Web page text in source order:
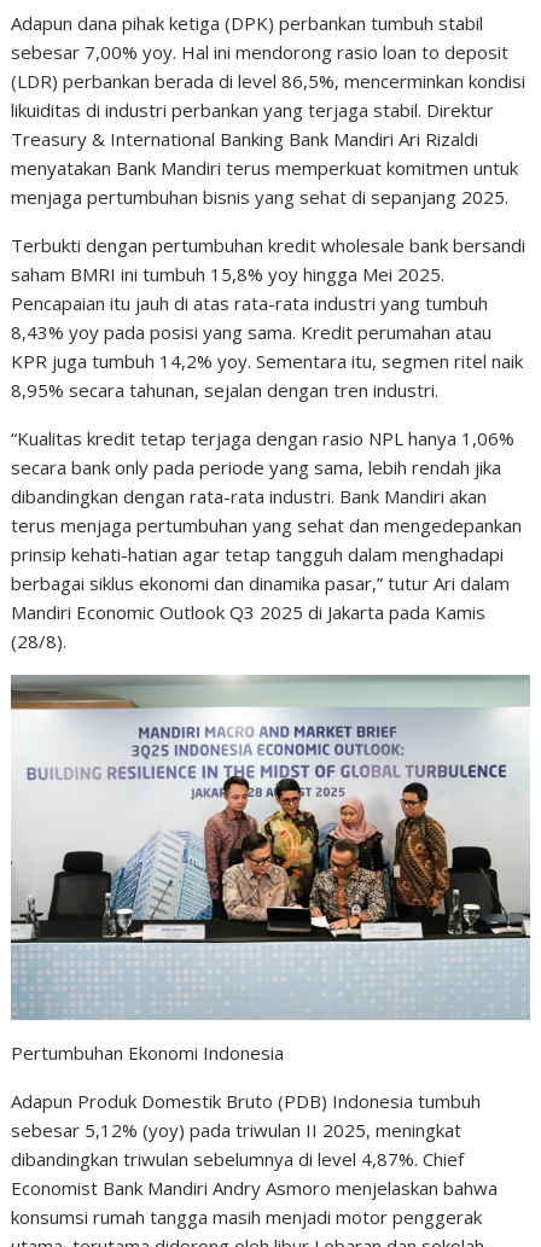
Adapun dana pihak ketiga (DPK) perbankan tumbuh stabil
sebesar 7,00% yoy. Hal ini mendorong rasio loan to deposit
(LDR) perbankan berada di level 86,5%, mencerminkan kondisi
likuiditas di industri perbankan yang terjaga stabil. Direktur
Treasury & International Banking Bank Mandiri Ari Rizaldi
menyatakan Bank Mandiri terus memperkuat komitmen untuk
menjaga pertumbuhan bisnis yang sehat di sepanjang 2025.
Terbukti dengan pertumbuhan kredit wholesale bank bersandi
saham BMRI ini tumbuh 15,8% yoy hingga Mei 2025.
Pencapaian itu jauh di atas rata-rata industri yang tumbuh
8,43% yoy pada posisi yang sama. Kredit perumahan atau
KPR juga tumbuh 14,2% yoy. Sementara itu, segmen ritel naik
8,95% secara tahunan, sejalan dengan tren industri.
“Kualitas kredit tetap terjaga dengan rasio NPL hanya 1,06%
secara bank only pada periode yang sama, lebih rendah jika
dibandingkan dengan rata-rata industri. Bank Mandiri akan
terus menjaga pertumbuhan yang sehat dan mengedepankan
prinsip kehati-hatian agar tetap tangguh dalam menghadapi
berbagai siklus ekonomi dan dinamika pasar,” tutur Ari dalam
Mandiri Economic Outlook Q3 2025 di Jakarta pada Kamis
(28/8).
Pertumbuhan Ekonomi Indonesia
Adapun Produk Domestik Bruto (PDB) Indonesia tumbuh
sebesar 5,12% (yoy) pada triwulan II 2025, meningkat
dibandingkan triwulan sebelumnya di level 4,87%. Chief
Economist Bank Mandiri Andry Asmoro menjelaskan bahwa
konsumsi rumah tangga masih menjadi motor penggerak